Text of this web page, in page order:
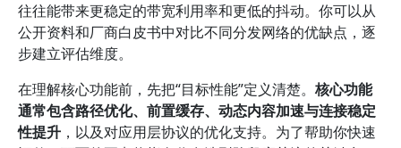
往往能带来更稳定的带宽利用率和更低的抖动。你可以从
公开资料和厂商白皮书中对比不同分发网络的优缺点，逐
步建立评估维度。
在理解核心功能前，先把“目标性能”定义清楚。 核心功能
通常包含路径优化、前置缓存、动态内容加速与连接稳定
性提升 ，以及对应用层协议的优化支持。为了帮助你快速